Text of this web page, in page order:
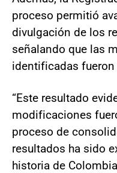
proceso permitió
divulgación de los
señalando que las
identificadas
“Este resultado
modificaciones
proceso de
resultados ha sido
historia de